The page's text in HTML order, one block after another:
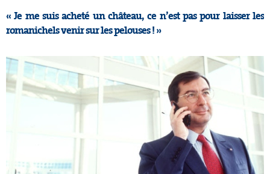
« Je me suis acheté un château, ce n’est pas pour laisser les
romanichels venir sur les pelouses ! »